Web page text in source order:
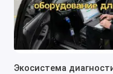
Экосистема